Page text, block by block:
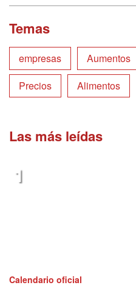
Temas
empresas Aumentos
Precios
Alimentos
Las más leídas
Calendario oficial